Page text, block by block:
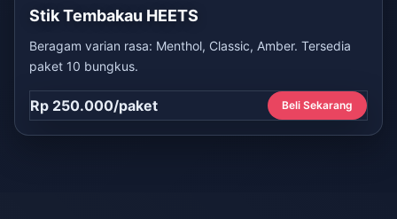
Stik Tembakau HEETS
Beragam varian rasa: Menthol, Classic, Amber. Tersedia
paket 10 bungkus.
Rp 250.000/paket Beli Sekarang